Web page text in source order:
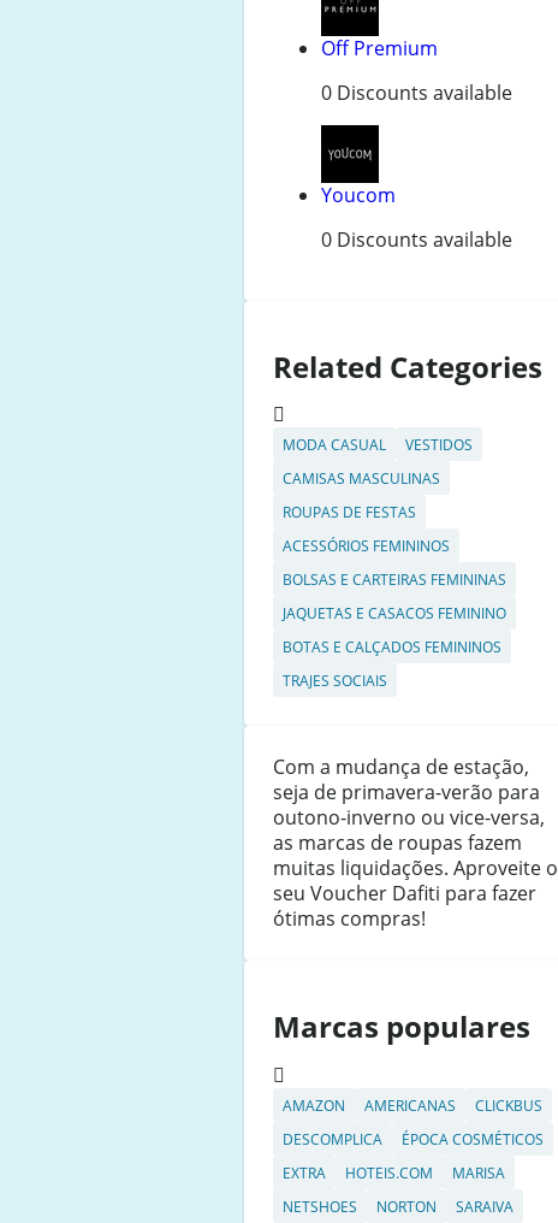
Off Premium
0 Discounts available
Youcom
0 Discounts available
Related Categories
MODA CASUAL
VESTIDOS
CAMISAS MASCULINAS
ROUPAS DE FESTAS
ACESSÓRIOS FEMININOS
BOLSAS E CARTEIRAS FEMININAS
JAQUETAS E CASACOS FEMININO
BOTAS E CALÇADOS FEMININOS
TRAJES SOCIAIS
Com a mudança de estação,
seja de primavera-verão para
outono-inverno ou vice-versa,
as marcas de roupas fazem
muitas liquidações. Aproveite o
seu Voucher Dafiti para fazer
ótimas compras!
Marcas populares
AMAZON AMERICANAS
CLICKBUS
DESCOMPLICA
ÉPOCA COSMÉTICOS
EXTRA
HOTEIS.COM
MARISA
NETSHOES
NORTON
SARAIVA